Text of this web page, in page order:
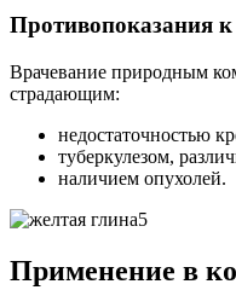
Противопоказания
Врачевание природным
страдающим:
недостаточностью
туберкулезом,
наличием опухолей.
Применение в